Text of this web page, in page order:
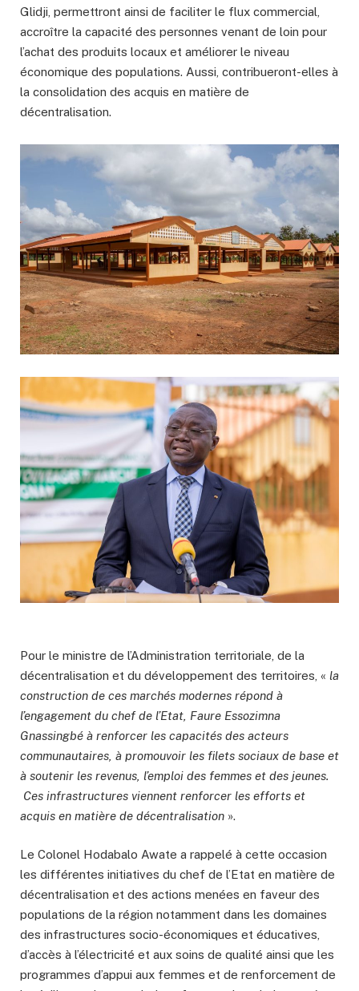
Glidji, permettront ainsi de faciliter le flux commercial,
accroître la capacité des personnes venant de loin pour
l’achat des produits locaux et améliorer le niveau
économique des populations. Aussi, contribueront-elles à
la consolidation des acquis en matière de
décentralisation.
Pour le ministre de l’Administration territoriale, de la
décentralisation et du développement des territoires, « la
construction de ces marchés modernes répond à
l’engagement du chef de l’Etat, Faure Essozimna
Gnassingbé à renforcer les capacités des acteurs
communautaires, à promouvoir les filets sociaux de base et
à soutenir les revenus, l’emploi des femmes et des jeunes.
Ces infrastructures viennent renforcer les efforts et
acquis en matière de décentralisation ».
Le Colonel Hodabalo Awate a rappelé à cette occasion
les différentes initiatives du chef de l’Etat en matière de
décentralisation et des actions menées en faveur des
populations de la région notamment dans les domaines
des infrastructures socio-économiques et éducatives,
d’accès à l’électricité et aux soins de qualité ainsi que les
programmes d’appui aux femmes et de renforcement de